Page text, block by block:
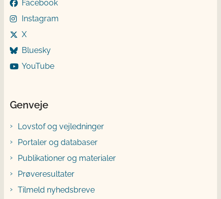
Facebook
Instagram
X
Bluesky
YouTube
Genveje
Lovstof og vejledninger
Portaler og databaser
Publikationer og materialer
Prøveresultater
Tilmeld nyhedsbreve